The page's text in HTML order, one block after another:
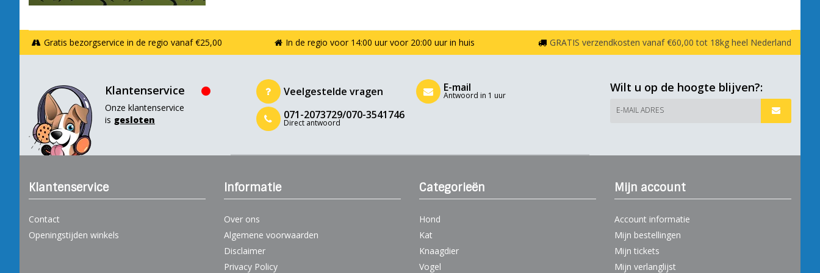
Gratis bezorgservice in de regio vanaf €25,00 In de regio voor 14:00 uur voor 20:00 uur in huis GRATIS verzendkosten vanaf €60,00 tot 18kg heel Nederland
Klantenservice
Onze klantenservice
is gesloten
Veelgestelde vragen
071-2073729/070-3541746
Direct antwoord
E-mail
Antwoord in 1 uur
Wilt u op de hoogte blijven?:
E-MAIL ADRES
Klantenservice
Contact
Openingstijden winkels
Informatie
Over ons
Algemene voorwaarden
Disclaimer
Privacy Policy
Categorieën
Hond
Kat
Knaagdier
Vogel
Mijn account
Account informatie
Mijn bestellingen
Mijn tickets
Mijn verlanglijst